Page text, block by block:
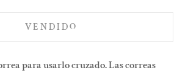
VENDIDO
para usarlo cruzado. Las correas